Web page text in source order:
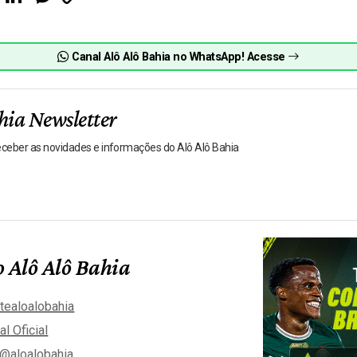
Canal Alô Alô Bahia no WhatsApp! Acesse
Newsletter
as novidades e informações do Alô Alô Bahia
Alô Alô Bahia
Oficial